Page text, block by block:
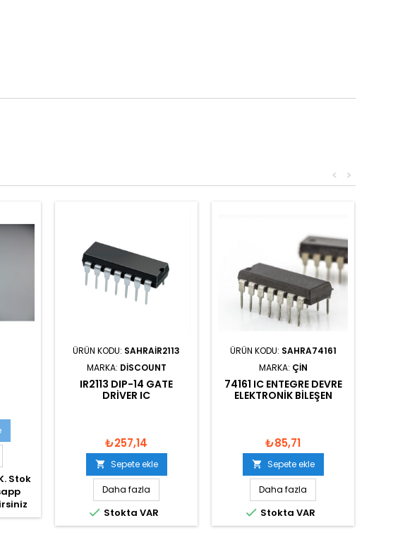
>
<
Stok
ÜRÜN KODU: SAHRAIR2113
MARKA: DISCOUNT
IR2113 DIP-14 GATE
DRIVER IC
₺257,14
 Sepete ekle
Daha fazla
 Stokta VAR
ÜRÜN KODU: SAHRA74161
MARKA: ÇIN
74161 IC ENTEGRE DEVRE
ELEKTRONIK BILEŞEN
₺85,71
 Sepete ekle
Daha fazla
 Stokta VAR